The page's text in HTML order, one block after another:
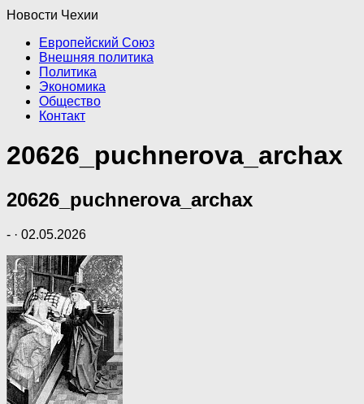
Новости Чехии
Европейский Союз
Внешняя политика
Политика
Экономика
Общество
Контакт
20626_puchnerova_archax
20626_puchnerova_archax
- · 02.05.2026